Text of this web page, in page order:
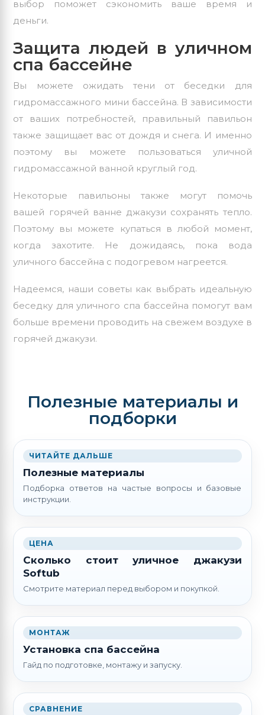
выбор поможет сэкономить ваше время и
деньги.
Защита людей в уличном
спа бассейне
Вы можете ожидать тени от беседки для
гидромассажного мини бассейна. В зависимости
от ваших потребностей, правильный павильон
также защищает вас от дождя и снега. И именно
поэтому вы можете пользоваться уличной
гидромассажной ванной круглый год.
Некоторые павильоны также могут помочь
вашей горячей ванне джакузи сохранять тепло.
Поэтому вы можете купаться в любой момент,
когда захотите. Не дожидаясь, пока вода
уличного бассейна с подогревом нагреется.
Надеемся, наши советы как выбрать идеальную
беседку для уличного спа бассейна помогут вам
больше времени проводить на свежем воздухе в
горячей джакузи.
Полезные материалы и
подборки
ЧИТАЙТЕ ДАЛЬШЕ
Полезные материалы
Подборка ответов на частые вопросы и базовые
инструкции.
ЦЕНА
Сколько стоит уличное джакузи
Softub
Смотрите материал перед выбором и покупкой.
МОНТАЖ
Установка спа бассейна
Гайд по подготовке, монтажу и запуску.
СРАВНЕНИЕ